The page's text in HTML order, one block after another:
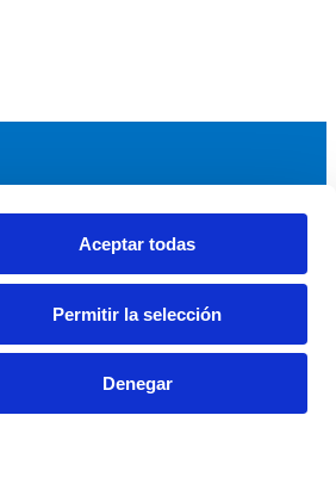
Aceptar todas
Permitir la selección
Denegar
Noticias y Eventos
Noticias AEF
Sala de prensa